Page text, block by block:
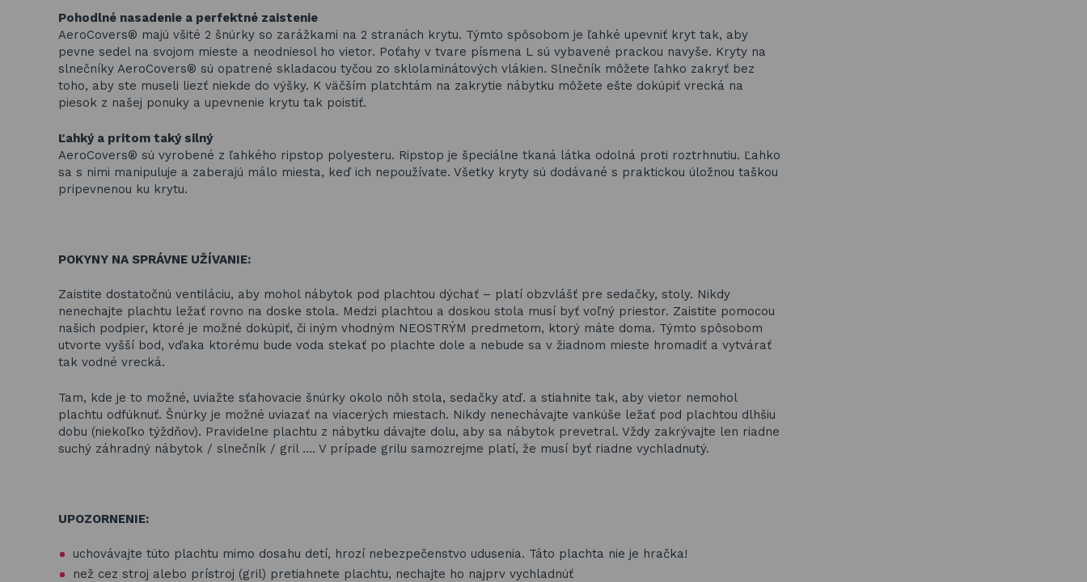
Pohodlné nasadenie a perfektné zaistenie
AeroCovers® majú všité 2 šnúrky so zarážkami na 2 stranách krytu. Týmto spôsobom je ľahké upevniť kryt tak, aby
pevne sedel na svojom mieste a neodniesol ho vietor. Poťahy v tvare písmena L sú vybavené prackou navyše. Kryty na
slnečníky AeroCovers® sú opatrené skladacou tyčou zo sklolaminátových vlákien. Slnečník môžete ľahko zakryť bez
toho, aby ste museli liezť niekde do výšky. K väčším platchtám na zakrytie nábytku môžete ešte dokúpiť vrecká na
piesok z našej ponuky a upevnenie krytu tak poistiť.
Ľahký a pritom taký silný
AeroCovers® sú vyrobené z ľahkého ripstop polyesteru. Ripstop je špeciálne tkaná látka odolná proti roztrhnutiu. Ľahko
sa s nimi manipuluje a zaberajú málo miesta, keď ich nepoužívate. Všetky kryty sú dodávané s praktickou úložnou taškou
pripevnenou ku krytu.
POKYNY NA SPRÁVNE UŽÍVANIE:
Zaistite dostatočnú ventiláciu, aby mohol nábytok pod plachtou dýchať – platí obzvlášť pre sedačky, stoly. Nikdy
nenechajte plachtu ležať rovno na doske stola. Medzi plachtou a doskou stola musí byť voľný priestor. Zaistite pomocou
našich podpier, ktoré je možné dokúpiť, či iným vhodným NEOSTRÝM predmetom, ktorý máte doma. Týmto spôsobom
utvorte vyšší bod, vďaka ktorému bude voda stekať po plachte dole a nebude sa v žiadnom mieste hromadiť a vytvárať
tak vodné vrecká.
Tam, kde je to možné, uviažte sťahovacie šnúrky okolo nôh stola, sedačky atď. a stiahnite tak, aby vietor nemohol
plachtu odfúknuť. Šnúrky je možné uviazať na viacerých miestach. Nikdy nenechávajte vankúše ležať pod plachtou dlhšiu
dobu (niekoľko týždňov). Pravidelne plachtu z nábytku dávajte dolu, aby sa nábytok prevetral. Vždy zakrývajte len riadne
suchý záhradný nábytok / slnečník / gril …. V prípade grilu samozrejme platí, že musí byť riadne vychladnutý.
UPOZORNENIE:
uchovávajte túto plachtu mimo dosahu detí, hrozí nebezpečenstvo udusenia. Táto plachta nie je hračka!
než cez stroj alebo prístroj (gril) pretiahnete plachtu, nechajte ho najprv vychladnúť